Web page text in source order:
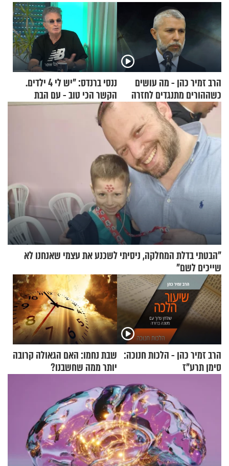
הרב זמיר כהן - מה עושים
כשההורים מתנגדים לחזרה
בתשובה?
ננסי ברנדס: "יש לי 4 ילדים.
הקשר הכי טוב - עם הבת
החרדית"
"הבטתי בדלת המחלקה, ניסיתי לשכנע את עצמי שאנחנו לא
שייכים לשם"
הרב זמיר כהן - הלכות חנוכה:
סימן תרע"ז
שבת נחמו: האם הגאולה קרובה
יותר ממה שחשבנו?